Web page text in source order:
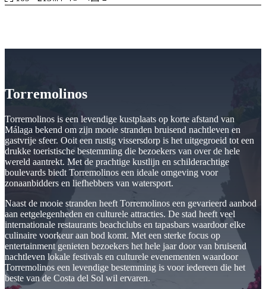
Malaga city, with its dynamic cultural, gastronomic and leisure
‌bus lines and ‌the suburban train ‌station ‌just ‌15 ‌minutes ‌away ‌on
Torremolinos
Torremolinos is een levendige kustplaats op korte afstand van
Málaga bekend om zijn mooie stranden bruisend nachtleven en
gastvrije sfeer. Ooit een rustig vissersdorp is het uitgegroeid tot een
drukke toeristische bestemming die bezoekers van over de hele
wereld aantrekt. Met de prachtige kustlijn en schilderachtige
boulevards biedt Torremolinos een ideale omgeving voor
zonaanbidders en liefhebbers van watersport.
Naast de mooie stranden heeft Torremolinos een gevarieerd aanbod
aan eetgelegenheden en culturele attracties. De stad heeft veel
internationale restaurants beachclubs en tapasbars waardoor elke
culinaire voorkeur aan bod komt. Met een sterke focus op
entertainment genieten bezoekers het hele jaar door van bruisend
nachtleven lokale festivals en culturele evenementen waardoor
Torremolinos een levendige bestemming is voor iedereen die het
beste van de Costa del Sol wil ervaren.